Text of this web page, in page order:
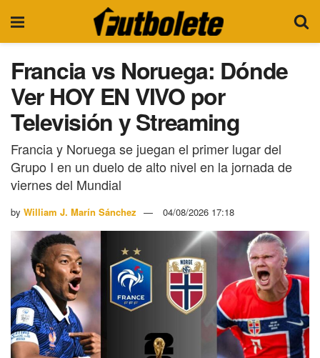
Francia vs Noruega: Dónde
Ver HOY EN VIVO por
Televisión y Streaming
Francia y Noruega se juegan el primer lugar del
Grupo I en un duelo de alto nivel en la jornada de
viernes del Mundial
by William J. Marín Sánchez 04/08/2026 17:18